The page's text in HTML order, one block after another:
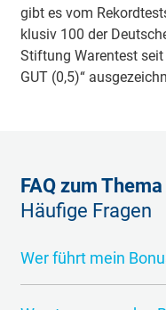
gibt es vom
klu­siv 100 der
Stif­tung Wa­ren­test seit
GUT (0,5)“
FAQ zum
Häufige Fragen
Wer führt mein